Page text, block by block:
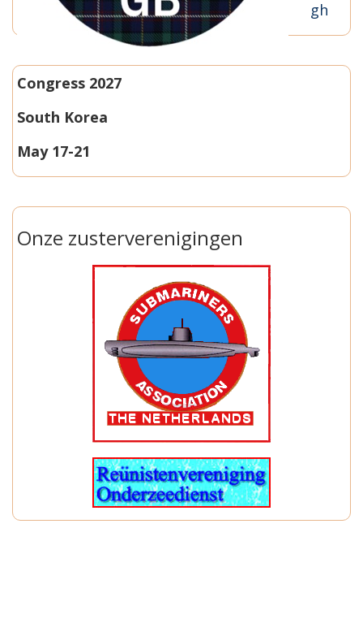
gh
Congress 2027
South Korea
May 17-21
Onze zusterverenigingen